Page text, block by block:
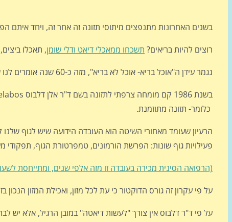
בשנים האחרונות מתנפצים מיתוסי תזונה זה אחר זה, ויחד איתם
רוצים להיות בריאים? תשכחו ממאכלי דיאט ודלי שומן, תאכלו
נגמר עידן ה"אוכל בריא- אוכל לא בריא", מזה כ-60 שנה אומרים לנו ששומן זה רע ויהרוג אותנו, עכשיו מסתבר שזה לא נכון:
כלומר- תזונה מתוזמנת.
פעילויות גוף שונות: הפרשת הורמונים, טמפרטורת הגוף, תפקודי
(הרפואה הסינית מכירה בעובדה זו מזה אלפי שנים, ומתייחסת
על פי עקרון זה גורס הדוקטור כי עת לכל מזון, ואכילת המזון הנכון
על פי ד"ר דלבוס אין צורך "לעשות דיאטה" במובן הרגיל, אלא יש